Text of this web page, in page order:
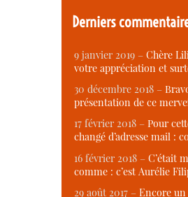
Derniers
9 janvier 2019 – Chère
votre appréciation et
30 décembre 2018 –
présentation de ce
17 février 2018 – Pour
changé d’adresse mail :
16 février 2018 – C’était
comme : c’est Aurélie
29 août 2017 – Encore un